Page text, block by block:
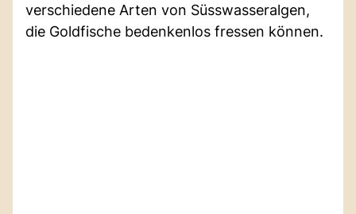
verschiedene Arten von Süsswasseralgen,
die Goldfische bedenkenlos fressen können.